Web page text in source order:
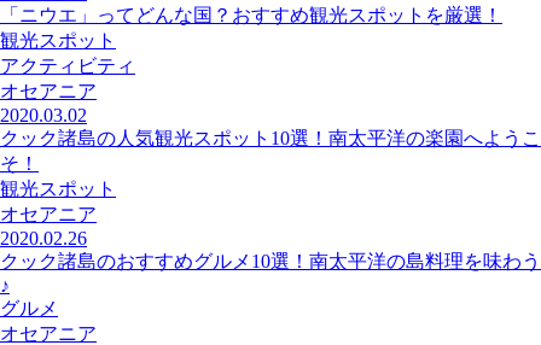
「ニウエ」ってどんな国？おすすめ観光スポットを厳選！
観光スポット
アクティビティ
オセアニア
2020.03.02
クック諸島の人気観光スポット10選！南太平洋の楽園へようこ
そ！
観光スポット
オセアニア
2020.02.26
クック諸島のおすすめグルメ10選！南太平洋の島料理を味わう
♪
グルメ
オセアニア